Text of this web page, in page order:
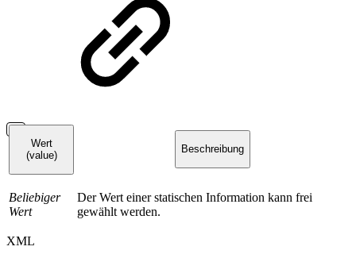
Wert
(value)
Beschreibung
Beliebiger
Wert
Der Wert einer statischen Information kann frei
gewählt werden.
XML